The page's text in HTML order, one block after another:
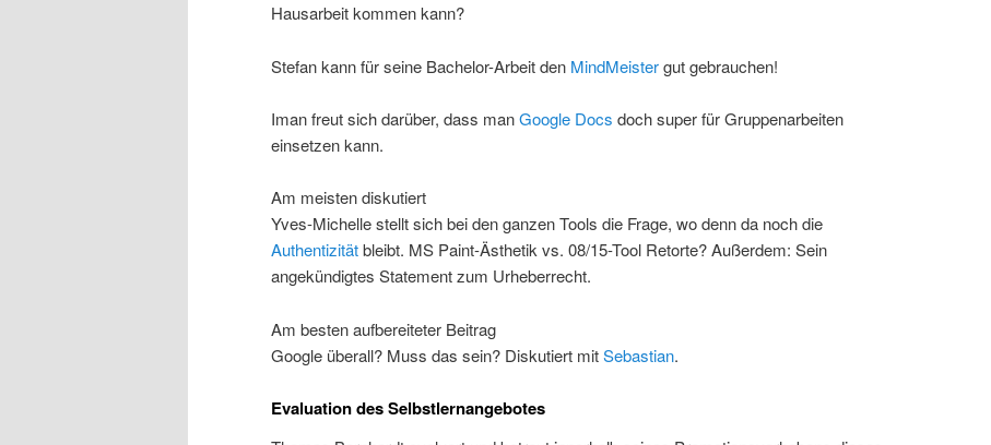
Hausarbeit kommen kann?
Stefan kann für seine Bachelor-Arbeit den MindMeistergut gebrauchen!
Iman freut sich darüber, dass manGoogle Docs doch super für Gruppenarbeiten
einsetzen kann.
Am meisten diskutiert
Yves-Michelle stellt sich bei den ganzen Tools die Frage, wo denn da noch die
Authentizitätbleibt. MS Paint-Ästhetik vs. 08/15-Tool Retorte? Außerdem: Sein
angekündigtes Statement zum Urheberrecht.
Am besten aufbereiteter Beitrag
Google überall? Muss das sein? Diskutiert mitSebastian.
Evaluation des Selbstlernangebotes